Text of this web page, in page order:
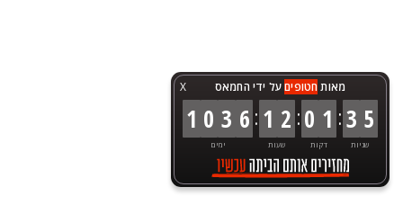
X מאותחטופיםעל ידי החמאס
1 0 3 6
ימים
: 1 2
שעות
:0 1
דקות
:3 5
שניות